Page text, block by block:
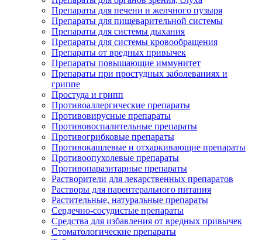
Препараты для печени и желчного пузыря
Препараты для пищеварительной системы
Препараты для системы дыхания
Препараты для системы кровообращения
Препараты от вредных привычек
Препараты повышающие иммунитет
Препараты при простудных заболеваниях и
гриппе
Простуда и грипп
Противоаллергические препараты
Противовирусные препараты
Противовоспалительные препараты
Противогрибковые препараты
Противокашлевые и отхаркивающие препараты
Противоопухолевые препараты
Противопаразитарные препараты
Растворители для лекарственных препаратов
Растворы для парентерального питания
Растительные, натуральные препараты
Сердечно-сосудистые препараты
Средства для избавления от вредных привычек
Стоматологические препараты